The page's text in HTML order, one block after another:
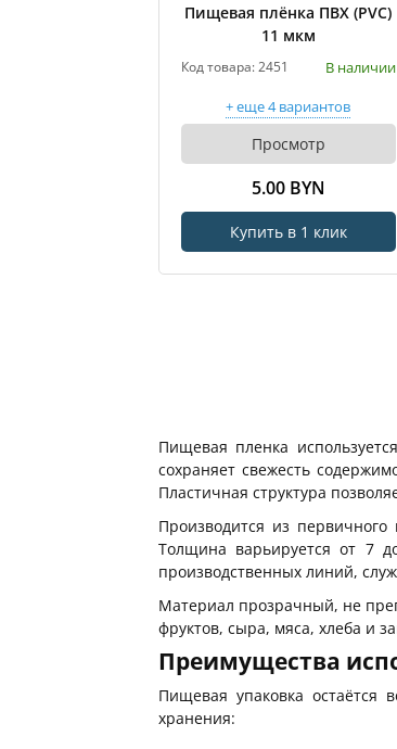
Пищевая плёнка ПВХ (PVC)
11 мкм
Код товара: 2451
В наличии
+ еще 4 вариантов
Просмотр
5.00 BYN
Купить в 1 клик
Пищевая пленка
сохраняет свежесть
Пластичная структура
Производится из
Толщина варьируется от 7
производственных линий,
Материал прозрачный, не
фруктов, сыра, мяса, хлеба и
Преимущества
Пищевая упаковка остаётся
хранения: